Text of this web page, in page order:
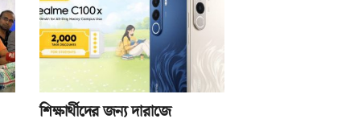
শিক্ষার্থীদের জন্য দারাজে